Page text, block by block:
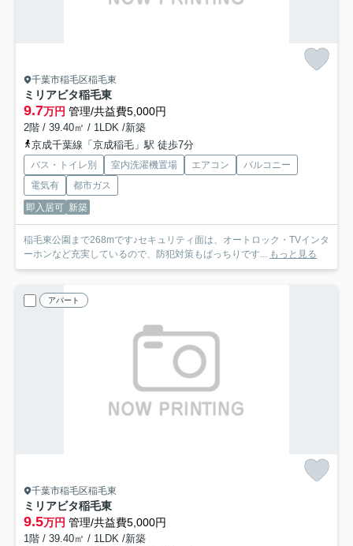
千葉市稲毛区稲毛東
ミリアビタ稲毛東
9.7万円 管理/共益費5,000円
2階 / 39.40㎡ / 1LDK /新築
京成千葉線「京成稲毛」駅 徒歩7分
バス・トイレ別 室内洗濯機置場 エアコン
バルコニー
電気有
都市ガス
即入居可 新築
稲毛東公園まで268mです♪セキュリティ面は、オートロック・TVインタ
ーホンなど充実しているので、防犯対策もばっちりです... もっと見る
アパート
千葉市稲毛区稲毛東
ミリアビタ稲毛東
9.5万円 管理/共益費5,000円
1階 / 39.40㎡ / 1LDK /新築